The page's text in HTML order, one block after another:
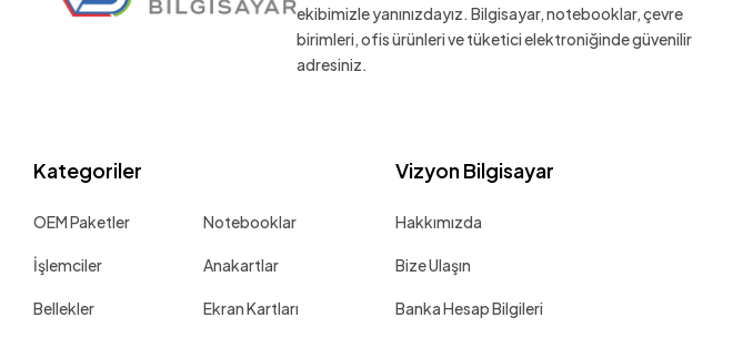
ekibimizle yanınızdayız. Bilgisayar, notebooklar, çevre
birimleri, ofis ürünleri ve tüketici elektroniğinde güvenilir
adresiniz.
Kategoriler
OEM Paketler Notebooklar
İşlemciler Anakartlar
Bellekler Ekran Kartları
Vizyon Bilgisayar
Hakkımızda
Bize Ulaşın
Banka Hesap Bilgileri